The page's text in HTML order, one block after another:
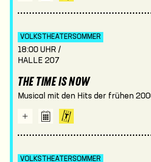
VOLKSTHEATER­SOMMER
18:00 UHR /
HALLE 207
THE TIME IS NOW
Musical mit den Hits der frühen
VOLKSTHEATER­SOMMER